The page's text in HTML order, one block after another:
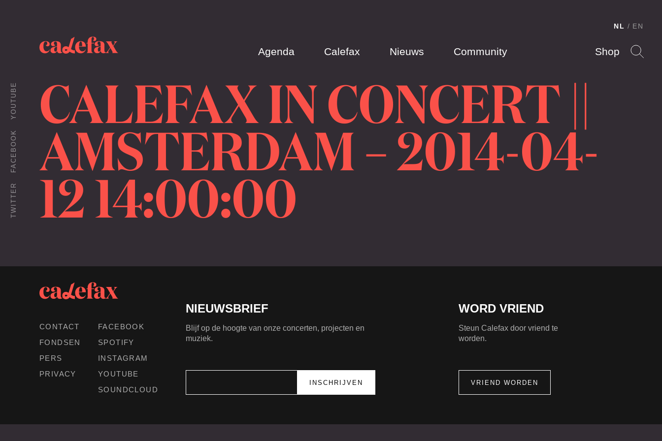
Agenda Calefax Nieuws Community Shop
NL EN
TWITTER
FACEBOOK
YOUTUBE CALEFAX IN CONCERT ||
AMSTERDAM – 2014-04-
12 14:00:00
CONTACT
FONDSEN
PERS
PRIVACY
FACEBOOK
SPOTIFY
INSTAGRAM
YOUTUBE
SOUNDCLOUD
NIEUWSBRIEF
Blijf op de hoogte van onze concerten, projecten en
muziek.
WORD VRIEND
Steun Calefax door vriend te
worden.
VRIEND WORDEN